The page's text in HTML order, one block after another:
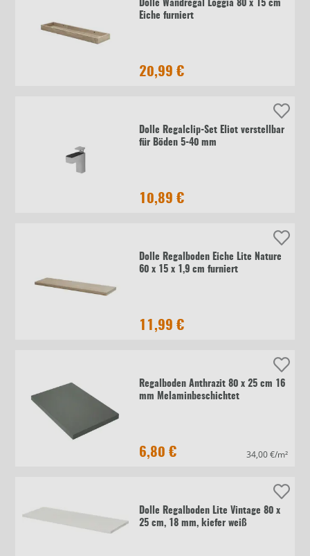
Dolle Wandregal Loggia 80 x 15 cm
Eiche furniert
20,99 €
Dolle Regalclip-Set Eliot verstellbar
für Böden 5-40 mm
10,89 €
Dolle Regalboden Eiche Lite Nature
60 x 15 x 1,9 cm furniert
11,99 €
Regalboden Anthrazit 80 x 25 cm 16
mm Melaminbeschichtet
6,80 € 34,00 €/m²
Dolle Regalboden Lite Vintage 80 x
25 cm, 18 mm, kiefer weiß